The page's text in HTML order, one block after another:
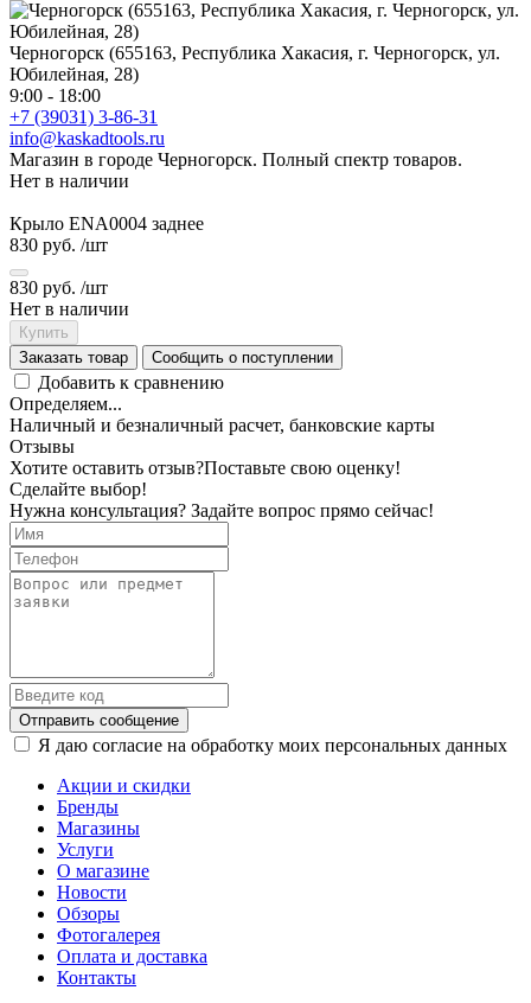
Черногорск (655163, Республика Хакасия, г. Черногорск, ул.
Юбилейная, 28)
9:00 - 18:00
+7 (39031) 3-86-31
info@kaskadtools.ru
Магазин в городе Черногорск. Полный спектр товаров.
Нет в наличии
Крыло ENA0004 заднее
830 руб. /шт
830 руб. /шт
Нет в наличии
Купить
Заказать товар
Сообщить о поступлении
Добавить к сравнению
Определяем...
Наличный и безналичный расчет, банковские карты
Отзывы
Хотите оставить отзыв?Поставьте свою оценку!
Сделайте выбор!
Нужна консультация? Задайте вопрос прямо сейчас!
Отправить сообщение
Я даю согласие на обработку моих персональных данных
Акции и скидки
Бренды
Магазины
Услуги
О магазине
Новости
Обзоры
Фотогалерея
Оплата и доставка
Контакты